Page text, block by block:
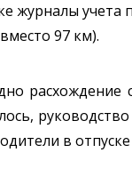
журналы учета
97 км).
в